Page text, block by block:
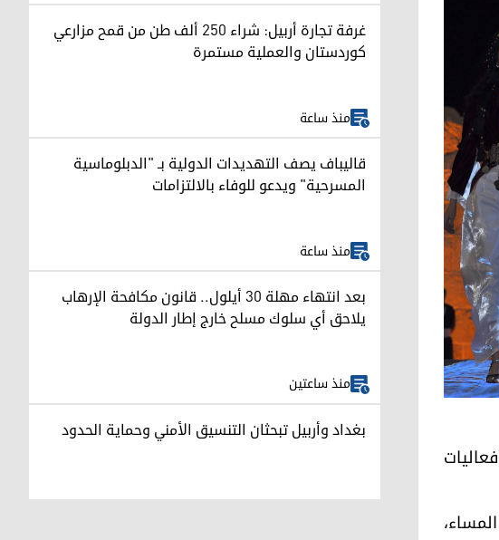
في إدارة زاخو المستقلة، اليوم الأربعاء 10 حزيران 2026، فعاليات
غرفة تجارة أربيل: شراء 250 ألف طن من قمح مزارعي
كوردستان والعملية مستمرة
منذ ساعة
قاليباف يصف التهديدات الدولية بـ "الدبلوماسية
المسرحية" ويدعو للوفاء بالالتزامات
منذ ساعة
بعد انتهاء مهلة 30 أيلول.. قانون مكافحة الإرهاب
يلاحق أي سلوك مسلح خارج إطار الدولة
منذ ساعتين
بغداد وأربيل تبحثان التنسيق الأمني وحماية الحدود